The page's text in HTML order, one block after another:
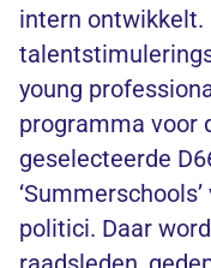
intern
young
programma voor
geselecteerde
politici. Daar